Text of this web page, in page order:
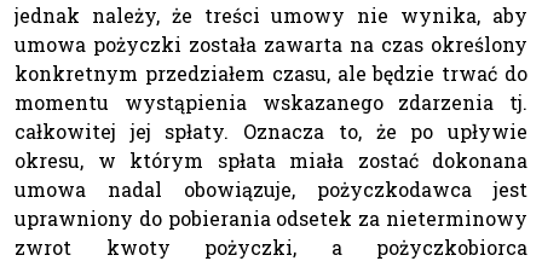
jednak należy, że treści umowy nie wynika, aby
umowa pożyczki została zawarta na czas określony
konkretnym przedziałem czasu, ale będzie trwać do
momentu wystąpienia wskazanego zdarzenia tj.
całkowitej jej spłaty. Oznacza to, że po upływie
okresu, w którym spłata miała zostać dokonana
umowa nadal obowiązuje, pożyczkodawca jest
uprawniony do pobierania odsetek za nieterminowy
zwrot kwoty pożyczki, a pożyczkobiorca